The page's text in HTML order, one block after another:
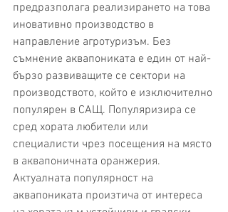
предразполага реализирането на това
иновативно производство в
направление агротуризъм. Без
съмнение аквапониката е един от най-
бързо развиващите се сектори на
производството, който е изключително
популярен в САЩ. Популяризира се
сред хората любители или
специалисти чрез посещения на място
в аквапоничната оранжерия.
Актуалната популярност на
аквапониката произтича от интереса